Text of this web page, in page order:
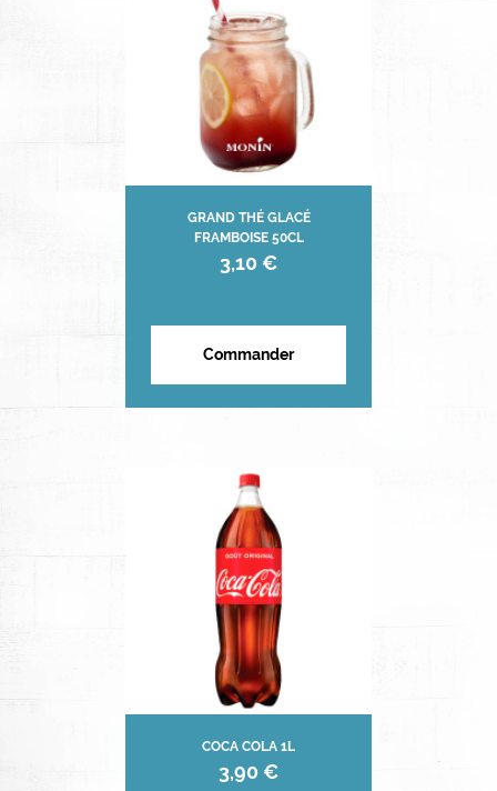
GRAND THÉ GLACÉ
FRAMBOISE 50CL
3,10 €
Commander
COCA COLA 1L
3,90 €